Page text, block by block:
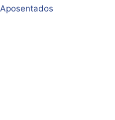
Aposentados